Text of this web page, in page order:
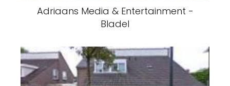
Adriaans Media & Entertainment -
Bladel